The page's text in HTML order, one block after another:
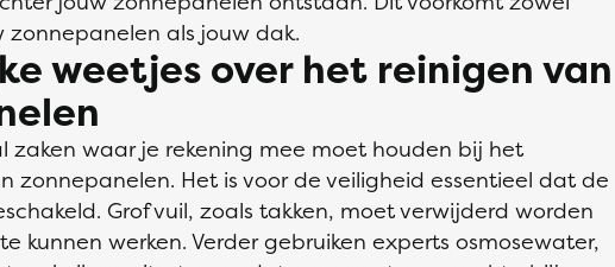
als jouw dak.
weetjes over het reinigen van
zaken waar je rekening mee moet houden bij het
zonnepanelen. Het is voor de veiligheid essentieel dat de
Grof vuil, zoals takken, moet verwijderd worden
kunnen werken. Verder gebruiken experts osmosewater,